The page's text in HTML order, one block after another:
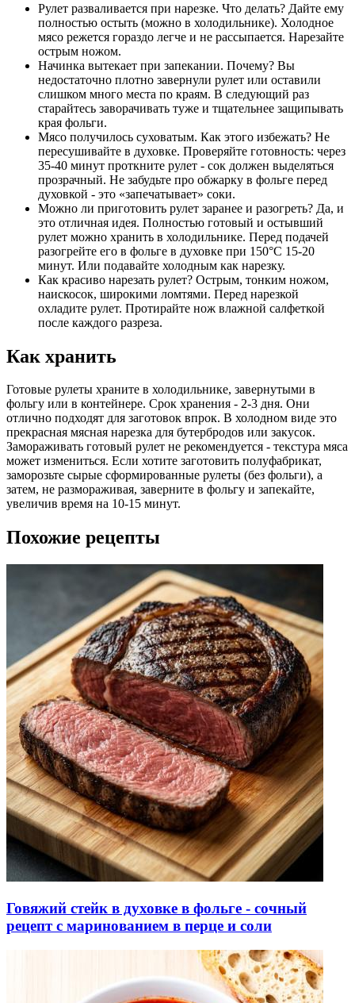
Рулет разваливается при нарезке. Что делать? Дайте ему
полностью остыть (можно в холодильнике). Холодное
мясо режется гораздо легче и не рассыпается. Нарезайте
острым ножом.
Начинка вытекает при запекании. Почему? Вы
недостаточно плотно завернули рулет или оставили
слишком много места по краям. В следующий раз
старайтесь заворачивать туже и тщательнее защипывать
края фольги.
Мясо получилось суховатым. Как этого избежать? Не
пересушивайте в духовке. Проверяйте готовность: через
35-40 минут проткните рулет - сок должен выделяться
прозрачный. Не забудьте про обжарку в фольге перед
духовкой - это «запечатывает» соки.
Можно ли приготовить рулет заранее и разогреть? Да, и
это отличная идея. Полностью готовый и остывший
рулет можно хранить в холодильнике. Перед подачей
разогрейте его в фольге в духовке при 150°C 15-20
минут. Или подавайте холодным как нарезку.
Как красиво нарезать рулет? Острым, тонким ножом,
наискосок, широкими ломтями. Перед нарезкой
охладите рулет. Протирайте нож влажной салфеткой
после каждого разреза.
Как хранить
Готовые рулеты храните в холодильнике, завернутыми в
фольгу или в контейнере. Срок хранения - 2-3 дня. Они
отлично подходят для заготовок впрок. В холодном виде это
прекрасная мясная нарезка для бутербродов или закусок.
Замораживать готовый рулет не рекомендуется - текстура мяса
может измениться. Если хотите заготовить полуфабрикат,
заморозьте сырые сформированные рулеты (без фольги), а
затем, не размораживая, заверните в фольгу и запекайте,
увеличив время на 10-15 минут.
Похожие рецепты
Говяжий стейк в духовке в фольге - сочный
рецепт с маринованием в перце и соли